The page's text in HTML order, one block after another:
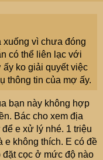
xuống vì chưa đóng
có thể liên lạc với
ko giải quyết việc
thông tin của mợ ấy.
bạn này không hợp
Bác cho xem địa
e xử lý nhé. 1 triệu
e không thích. E có đề
đặt cọc ở mức độ nào